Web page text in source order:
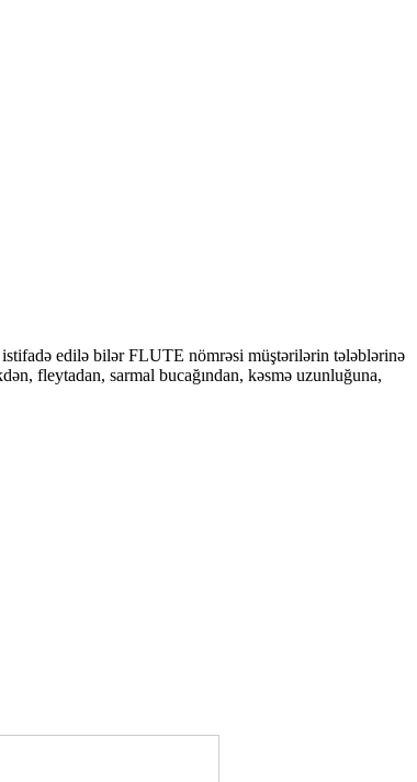
edilə bilər FLUTE nömrəsi müştərilərin tələblərinə
fleytadan, sarmal bucağından, kəsmə uzunluğuna,